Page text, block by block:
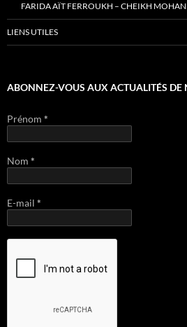
FARIDA AÏT FERROUKH – CHEIKH
LIENS UTILES
ABONNEZ-VOUS AUX ACTUALITÉS DE
Prénom *
Nom *
E-mail *